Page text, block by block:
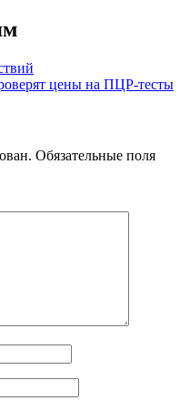
цены на ПЦР-тесты
Обязательные поля